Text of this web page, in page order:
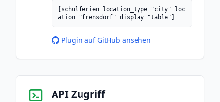
[schulferien location_type="city" loc
ation="frensdorf" display="table"]
Plugin auf GitHub ansehen
API Zugriff